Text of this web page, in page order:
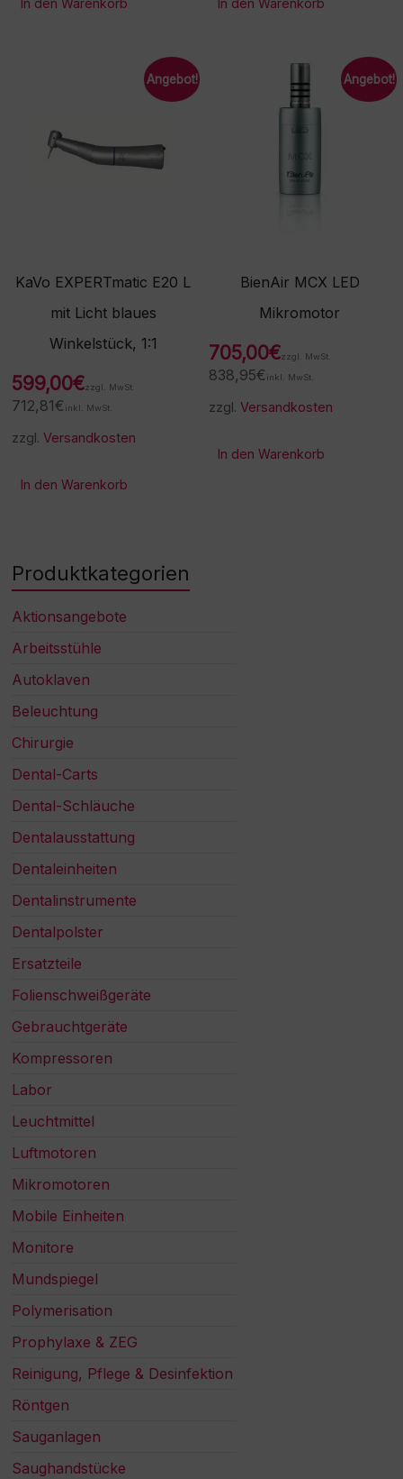
In den Warenkorb In den Warenkorb
Angebot!
KaVo EXPERTmatic E20 L
mit Licht blaues
Winkelstück, 1:1
599,00€zzgl. MwSt.
712,81€ inkl. MwSt.
zzgl.Versandkosten
In den Warenkorb
Angebot!
BienAir MCX LED
Mikromotor
705,00€zzgl. MwSt.
838,95€ inkl. MwSt.
zzgl.Versandkosten
In den Warenkorb
Produktkategorien
Aktionsangebote
Arbeitsstühle
Autoklaven
Beleuchtung
Chirurgie
Dental-Carts
Dental-Schläuche
Dentalausstattung
Dentaleinheiten
Dentalinstrumente
Dentalpolster
Ersatzteile
Folienschweißgeräte
Gebrauchtgeräte
Kompressoren
Labor
Leuchtmittel
Luftmotoren
Mikromotoren
Mobile Einheiten
Monitore
Mundspiegel
Polymerisation
Prophylaxe & ZEG
Reinigung, Pflege & Desinfektion
Röntgen
Sauganlagen
Saughandstücke